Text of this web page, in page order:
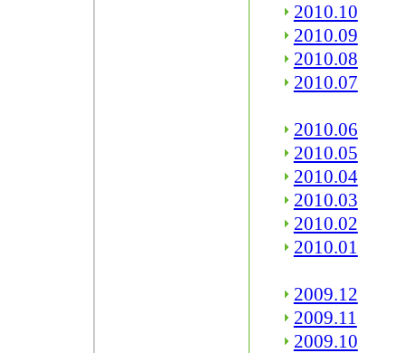
2010.10
2010.09
2010.08
2010.07
2010.06
2010.05
2010.04
2010.03
2010.02
2010.01
2009.12
2009.11
2009.10